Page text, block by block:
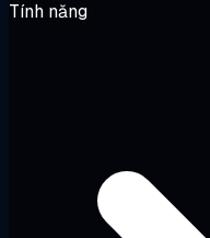
Tính năng